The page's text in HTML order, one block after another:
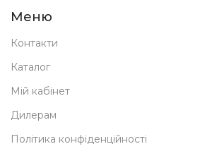
Меню
Контакти
Каталог
Мій кабінет
Дилерам
Політика конфіденційності